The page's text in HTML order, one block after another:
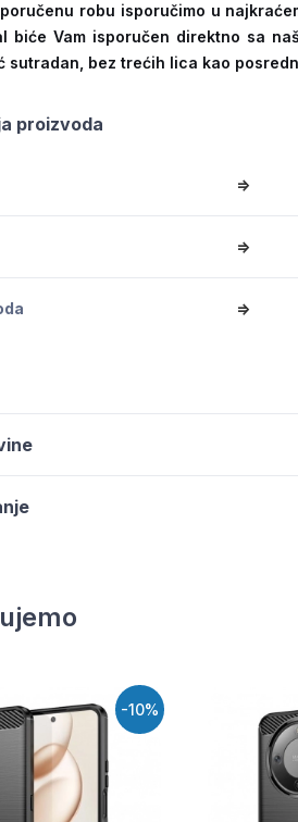
robu isporučimo u
biće Vam isporučen direktno sa
sutradan, bez trećih lica kao
proizvoda
=>
=>
=>
-10%